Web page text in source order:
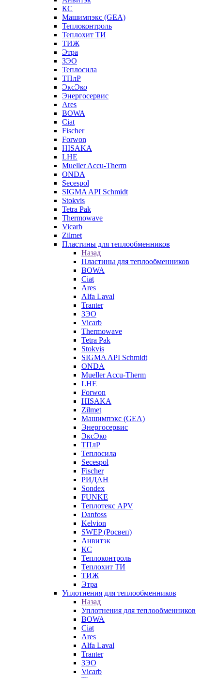
КС
Машимпэкс (GEA)
Теплоконтроль
Теплохит ТИ
ТИЖ
Этра
ЗЭО
Теплосила
ТПлР
ЭксЭко
Энергосервис
Ares
BOWA
Ciat
Fischer
Forwon
HISAKA
LHE
Mueller Accu-Therm
ONDA
Secespol
SIGMA API Schmidt
Stokvis
Tetra Pak
Thermowave
Vicarb
Zilmet
Пластины для теплообменников
Назад
Пластины для теплообменников
BOWA
Ciat
Ares
Alfa Laval
Tranter
ЗЭО
Vicarb
Thermowave
Tetra Pak
Stokvis
SIGMA API Schmidt
ONDA
Mueller Accu-Therm
LHE
Forwon
HISAKA
Zilmet
Машимпэкс (GEA)
Энергосервис
ЭксЭко
ТПлР
Теплосила
Secespol
Fischer
РИДАН
Sondex
FUNKE
Теплотекс APV
Danfoss
Kelvion
SWEP (Росвеп)
Анвитэк
КС
Теплоконтроль
Теплохит ТИ
ТИЖ
Этра
Уплотнения для теплообменников
Назад
Уплотнения для теплообменников
BOWA
Ciat
Ares
Alfa Laval
Tranter
ЗЭО
Vicarb